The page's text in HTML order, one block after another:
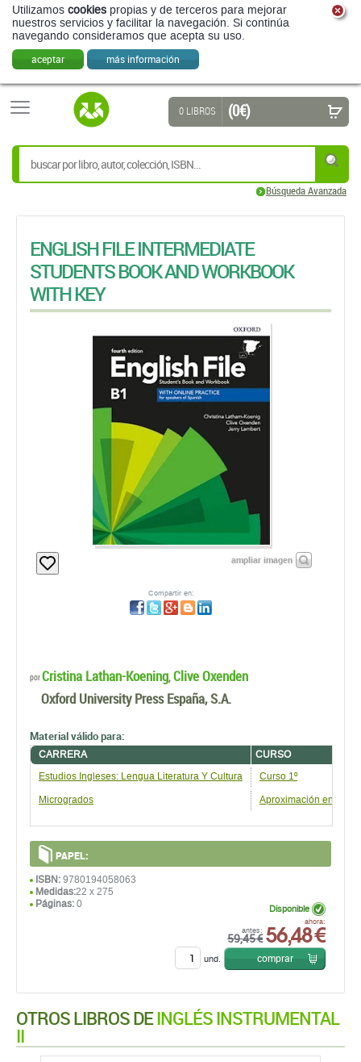
Utilizamos cookies propias y de terceros para mejorar
nuestros servicios y facilitar la navegación. Si continúa
navegando consideramos que acepta su uso.
aceptar más información
Búsqueda Avanzada
0 LIBROS (0 €)
ENGLISH FILE INTERMEDIATE
STUDENTS BOOK AND WORKBOOK
WITH KEY
ampliar imagen
Compartir en:
porCristina Lathan-Koening,Clive Oxenden
Oxford University Press España, S.A.
Material válido para:
CARRERA
CURSO
Estudios Ingleses: Lengua Literatura Y Cultura
Curso 1º
Microgrados Aproximación en
PAPEL:
ISBN: 9780194058063
Medidas:22 x 275
Páginas: 0
antes:
59,45 €
ahora:
56,48 €
Disponible
und. comprar
OTROS LIBROS DEINGLÉS INSTRUMENTAL
II